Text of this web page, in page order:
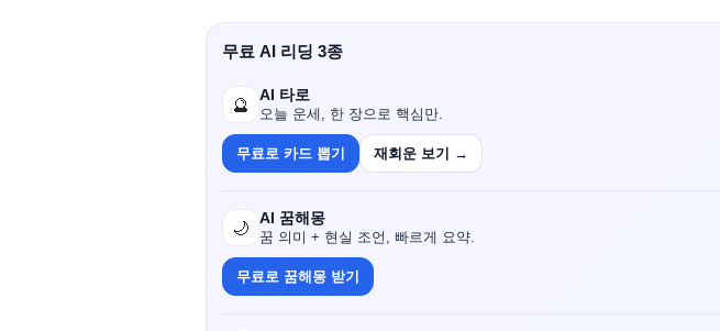
무료 AI 리딩 3종
🔮
AI 타로
오늘 운세, 한 장으로 핵심만.
무료로 카드 뽑기 재회운 보기 →
🌙
AI 꿈해몽
꿈 의미 + 현실 조언, 빠르게 요약.
무료로 꿈해몽 받기